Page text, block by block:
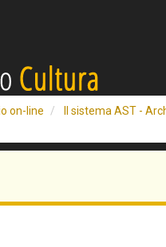
on-line Il sistema AST -